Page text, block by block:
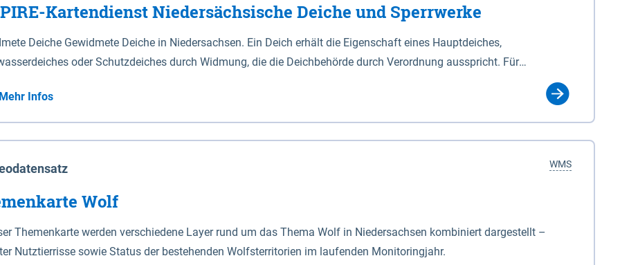
Kartendienst Niedersächsische Deiche und Sperrwerke
Deiche Gewidmete Deiche in Niedersachsen. Ein Deich erhält die Eigenschaft eines Hauptdeiches,
oder Schutzdeiches durch Widmung, die die Deichbehörde durch Verordnung ausspricht. Für
Deiche gelten die Bestimmungen des Niedersächsischen Deichgesetzes (NDG). Die Widmung "2.Deichlinie" ist
Sperrwerke Sperrwerke sind Bauwerke mit Sperrvorrichtungen in Tidegewässern, die dem
eines Gebietes vor erhöhten Tiden, vor allem vor Sturmfluten, zu dienen bestimmt sind (§2 Abs.3 NDG). Ein Bauwerk
Art erhält die Eigenschaft eines Sperrwerkes durch Widmung, die die Deichbehörde durch Verordnung
Mehr Infos
WMS
Wolf
Themenkarte werden verschiedene Layer rund um das Thema Wolf in Niedersachsen kombiniert dargestellt –
Nutztierrisse sowie Status der bestehenden Wolfsterritorien im laufenden Monitoringjahr.